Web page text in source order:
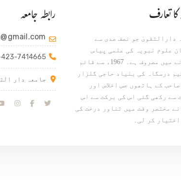
تعارف
دارالتقویٰ جو نصف صدی سے
علوم نبویہ کی علمی پیاس
بجھانے میں مصروف ہے۔ 1967ء سے قائم
درسگاہ کی بنیاد حاجی گلزار
کے ہاتھوں جس اخلاص اور
سے رکھی گئی اس کی برکت سے اس
نے مختصر وقت میں تناور درخت کی
کر لی۔
رابطہ جامعہ
7414665
جامعہ دار